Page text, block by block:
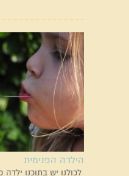
הילדה הפנימית
לכולנו יש בתוכנו